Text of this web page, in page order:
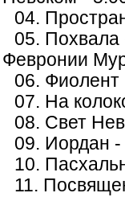
04.
05. Похвала
Февронии
06. Фиолент
07. На
08. Свет
09. Иордан -
10.
11.